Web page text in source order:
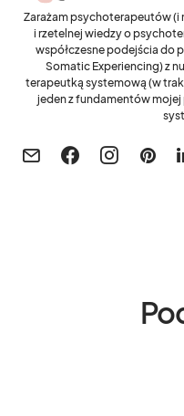
Zarażam psychoterapeutów (i
i rzetelnej wiedzy o
współczesne podejścia do
Somatic Experiencing) z
terapeutką systemową (w
jeden z fundamentów